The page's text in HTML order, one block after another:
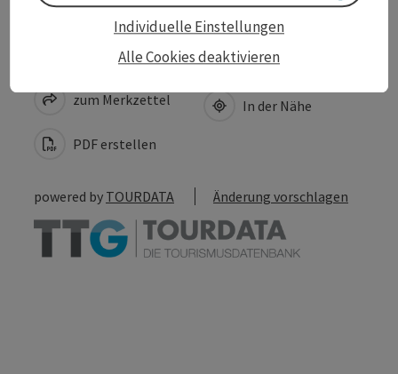
Beitrag merken
zum Merkzettel
PDF erstellen
Beitrag drucken
In der Nähe
powered by TOURDATA Änderung vorschlagen
Alle Cookies deaktivieren
Individuelle Einstellungen